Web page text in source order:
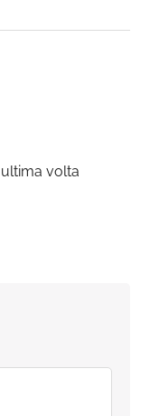
volta